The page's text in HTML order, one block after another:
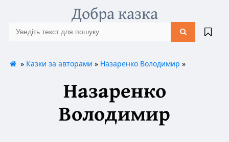
Добра казка
» Казки за авторами » Назаренко Володимир »
Назаренко
Володимир